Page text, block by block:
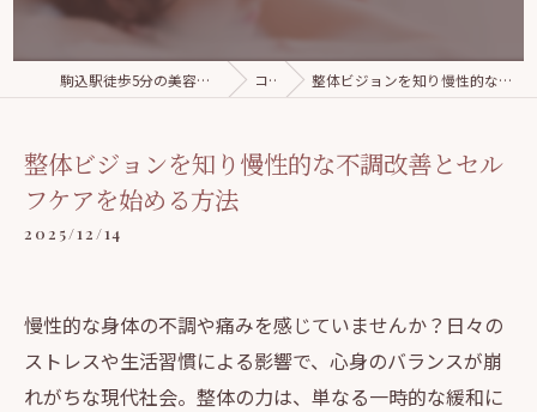
駒込駅徒歩5分の美容整体｜Relaxation salon Hana コラム 整体ビジョンを知り慢性的な不調改善とセルフケアを始める方法
整体ビジョンを知り慢性的な不調改善とセル
フケアを始める方法
2025/12/14
慢性的な身体の不調や痛みを感じていませんか？日々の
ストレスや生活習慣による影響で、心身のバランスが崩
れがちな現代社会。整体の力は、単なる一時的な緩和に